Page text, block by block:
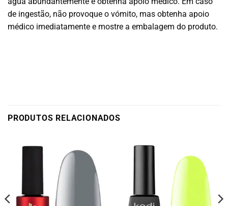
de ingestão, não provoque o vómito, mas obtenha apoio
médico imediatamente e mostre a embalagem do produto.
PRODUTOS RELACIONADOS